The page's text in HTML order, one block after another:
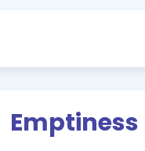
Emptiness